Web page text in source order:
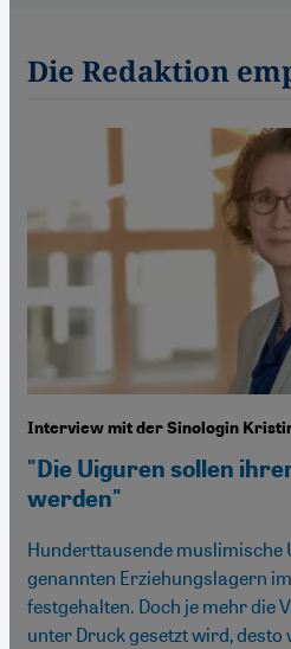
Die Redaktion
Interview mit der Sinologin
"Die Uiguren sollen
werden"
Hunderttausende muslimische
genannten Erziehungslagern
festgehalten. Doch je mehr die
unter Druck gesetzt wird,